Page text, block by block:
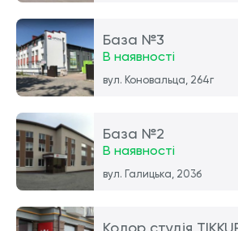
База №3
В наявності
вул. Коновальца, 264г
База №2
В наявності
вул. Галицька, 203б
Колор студія